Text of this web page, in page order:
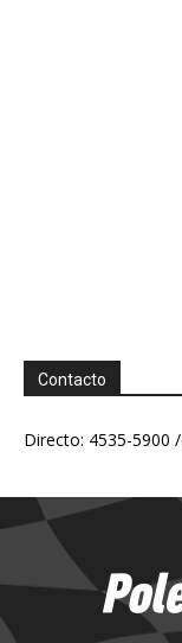
Contacto
Directo: 4535-5900 /